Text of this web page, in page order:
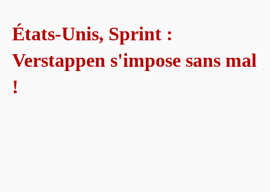
États-Unis, Sprint :
Verstappen s'impose sans mal
!